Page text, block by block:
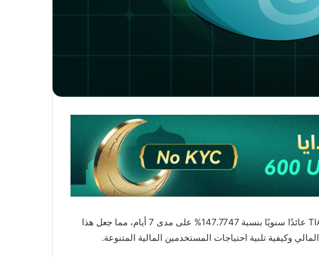
جذب الحساب المالي على منصة التداول العالمية CoinEx اهتمامًا واسعًا من المستثمرين مؤخرًا، حيث حقق رمز TIA عائدًا سنويًا بنسبة 147.7747% على مدى 7 أيام، مما جعل هذا
المالي وكيفية تلبية احتياجات المستخدمين المالية المتنوعة.